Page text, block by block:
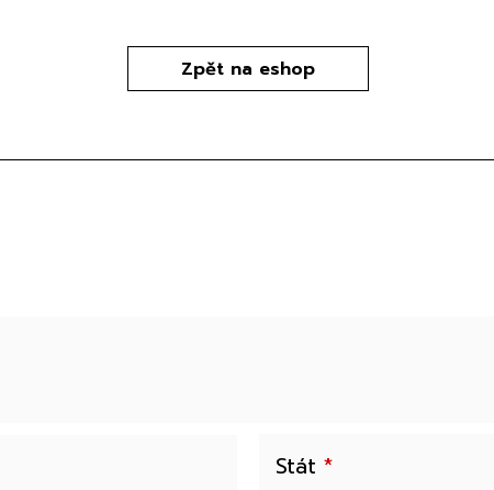
Zpět na eshop
Stát*